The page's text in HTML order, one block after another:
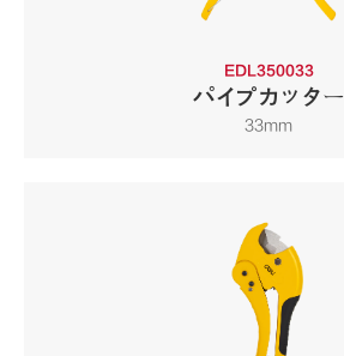
EDL350033
パイプカッター
33mm